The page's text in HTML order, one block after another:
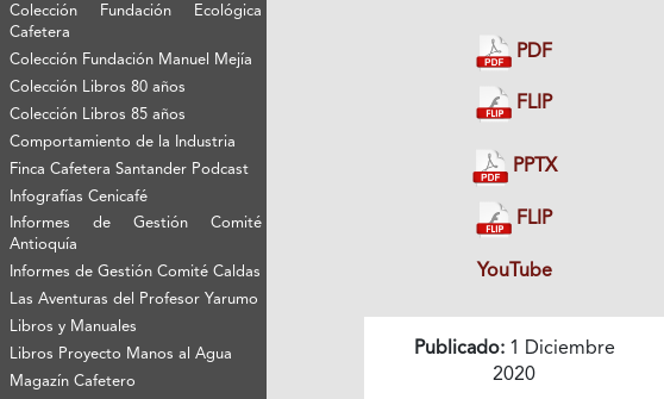
Colección Fundación Ecológica
Cafetera
Colección Fundación Manuel Mejía
Colección Libros 80 años
Colección Libros 85 años
Comportamiento de la Industria
Finca Cafetera Santander Podcast
Infografías Cenicafé
Informes de Gestión Comité
Antioquía
Informes de Gestión Comité Caldas
Las Aventuras del Profesor Yarumo
Libros y Manuales
Libros Proyecto Manos al Agua
Magazín Cafetero
PDF
FLIP
PPTX
FLIP
YouTube
Publicado:1 Diciembre
2020